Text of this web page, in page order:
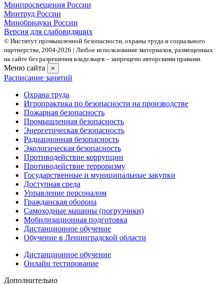
Минпросвещения России
Минтруд России
Минобрнауки России
Версия для слабовидящих
© Институт промышленной безопасности, охраны труда и социального
партнерства, 2004- 2026 | Любое использование материалов, размещенных
на сайте без разрешения владельцев – запрещено авторскими правами.
Меню сайта ×
Расписание занятий
Охрана труда
Игропрактика по безопасности на производстве
Пожарная безопасность
Промышленная безопасность
Энергетическая безопасность
Радиационная безопасность
Экологическая безопасность
Противодействие коррупции
Противодействие терроризму
Государственные и муниципальные закупки
Доступная среда
Управление персоналом
Гражданская оборона
Самоходные машины (погрузчики)
Мобилизационная подготовка
Дистанционное обучение
Обучение в Ленинградской области
Дистанционное обучение
Онлайн тестирование
Дополнительно